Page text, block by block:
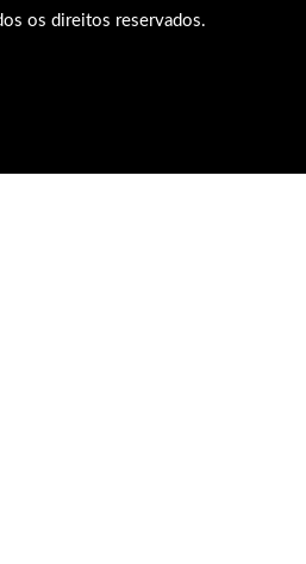
os direitos reservados.